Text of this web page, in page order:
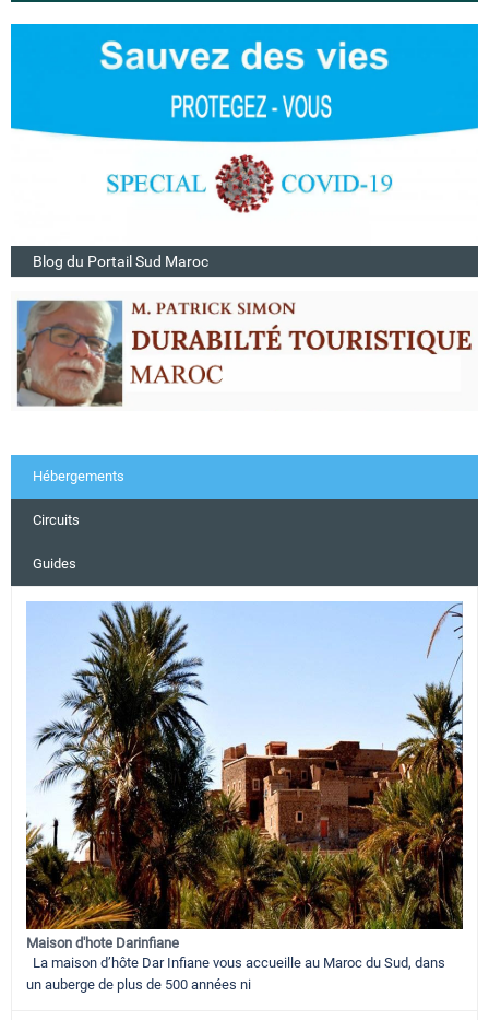
Blog du Portail Sud Maroc
Hébergements
Circuits
Guides
Maison d'hote Darinfiane
La maison d’hôte Dar Infiane vous accueille au Maroc du Sud, dans
un auberge de plus de 500 années ni